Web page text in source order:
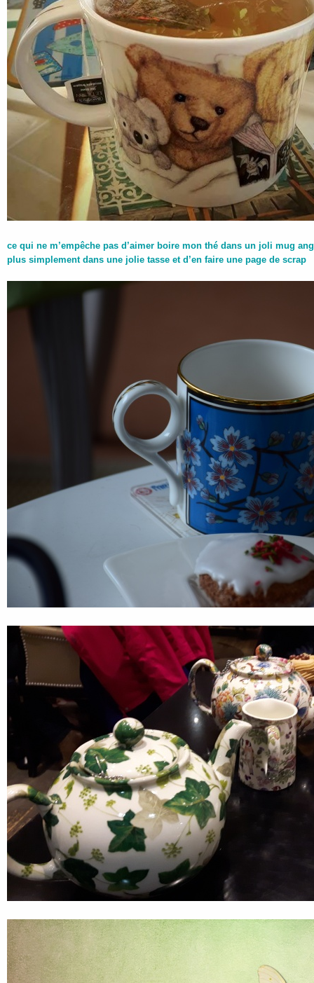
ce qui ne m’empêche pas d’aimer boire mon thé dans un joli mug
plus simplement dans une jolie tasse et d’en faire une page de scrap